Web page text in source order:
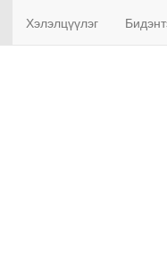
Хэлэлцүүлэг